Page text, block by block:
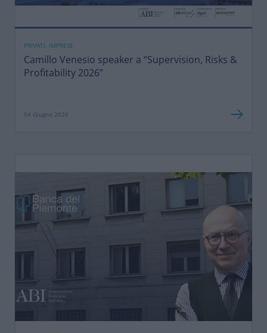
PRIVATI, IMPRESE
Camillo Venesio speaker a “Supervision, Risks &
Profitability 2026”
04 Giugno 2026